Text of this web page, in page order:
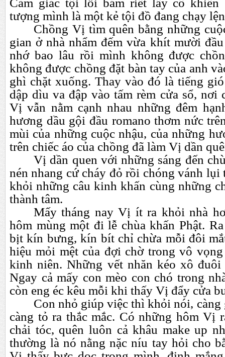
tượng mình là một kẻ tội đồ đang chạy
Chồng Vị tìm quên bằng những
gian ở nhà nhẩm đếm vừa khít mười
nhớ bao lâu rồi mình không được
không được chồng đặt bàn tay của anh
ghì chặt xuống. Thay vào đó là tiếng
dập dìu va đập vào tấm rèm cửa sổ, nơi
Vị vẫn nằm cạnh nhau những đêm
hương dầu gội đầu romano thơm nức
mùi của những cuộc nhậu, của những
trên chiếc áo của chồng đã làm Vị dần
Vị dần quen với những sáng đến
nén nhang cứ cháy đỏ rồi chóng vánh
khỏi những câu kinh khấn cùng những
thành tâm.
Mấy tháng nay Vị ít ra khỏi nhà
hôm mùng một đi lễ chùa khấn Phật.
bịt kín bưng, kín bít chỉ chừa mỗi đôi
hiệu mỏi mệt của đợi chờ trong vô
kinh niên. Những vết nhăn kéo xô đuôi
Ngay cả mấy con mèo con chó trong
còn eng éc kêu mỗi khi thấy Vị đẩy cửa
Con nhỏ giúp việc thì khỏi nói, càng
càng tỏ ra thắc mắc. Có những hôm Vị
chải tóc, quên luôn cả khâu make up
thường là nó nằng nặc níu tay hỏi cho